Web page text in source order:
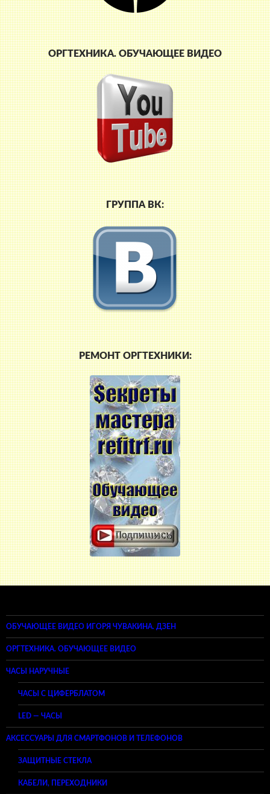
ОРГТЕХНИКА. ОБУЧАЮЩЕЕ ВИДЕО
ГРУППА ВК:
РЕМОНТ ОРГТЕХНИКИ:
ОБУЧАЮЩЕЕ ВИДЕО ИГОРЯ ЧУВАКИНА. ДЗЕН
ОРГТЕХНИКА. ОБУЧАЮЩЕЕ ВИДЕО
ЧАСЫ НАРУЧНЫЕ
ЧАСЫ С ЦИФЕРБЛАТОМ
LED — ЧАСЫ
АКСЕССУАРЫ ДЛЯ СМАРТФОНОВ И ТЕЛЕФОНОВ
ЗАЩИТНЫЕ СТЕКЛА
КАБЕЛИ, ПЕРЕХОДНИКИ